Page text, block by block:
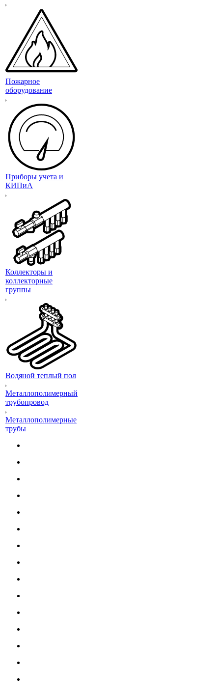
Пожарное
оборудование
Приборы учета и
КИПиА
Коллекторы и
коллекторные
группы
Водяной теплый пол
Металлополимерный
трубопровод
Металлополимерные
трубы